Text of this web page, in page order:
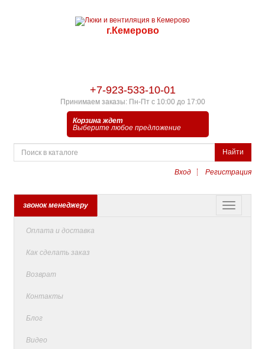
г.Кемерово
+7-923-533-10-01
Принимаем заказы: Пн-Пт с 10:00 до 17:00
Корзина ждет
Выберите любое предложение
Найти
Вход Регистрация
звонок менеджеру
Оплата и доставка
Как сделать заказ
Возврат
Контакты
Блог
Видео